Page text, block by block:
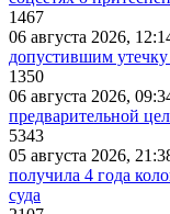
1467
06 августа 2026,
допустившим
1350
06 августа 2026,
предварительной
5343
05 августа 2026,
получила 4 года
суда